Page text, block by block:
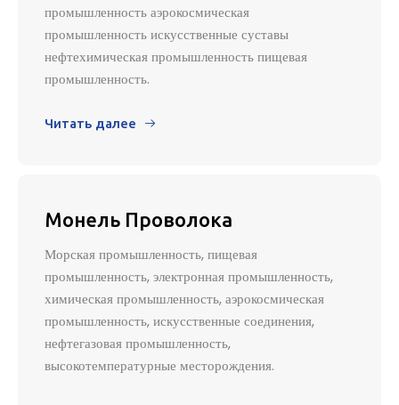
промышленность аэрокосмическая
промышленность искусственные суставы
нефтехимическая промышленность пищевая
промышленность.
Читать далее 
Монель Проволока
Морская промышленность, пищевая
промышленность, электронная промышленность,
химическая промышленность, аэрокосмическая
промышленность, искусственные соединения,
нефтегазовая промышленность,
высокотемпературные месторождения.